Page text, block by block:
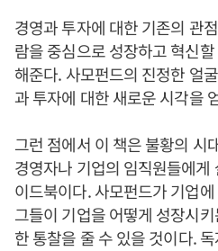
경영과 투자에 대한 기존의 관
람을 중심으로 성장하고 혁신
해준다. 사모펀드의 진정한 얼
과 투자에 대한 새로운 시각을
그런 점에서 이 책은 불황의 시
경영자나 기업의 임직원들에
이드북이다. 사모펀드가 기업
그들이 기업을 어떻게 성장시
한 통찰을 줄 수 있을 것이다.